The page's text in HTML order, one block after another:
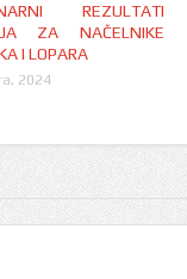
REZULTATI
ZA NAČELNIKE
I LOPARA
2024